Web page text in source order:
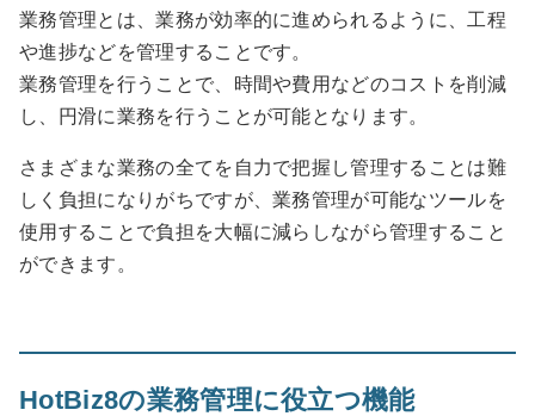
業務管理とは、業務が効率的に進められるように、工程
や進捗などを管理することです。
業務管理を行うことで、時間や費用などのコストを削減
し、円滑に業務を行うことが可能となります。
さまざまな業務の全てを自力で把握し管理することは難
しく負担になりがちですが、業務管理が可能なツールを
使用することで負担を大幅に減らしながら管理すること
ができます。
HotBiz8の業務管理に役立つ機能